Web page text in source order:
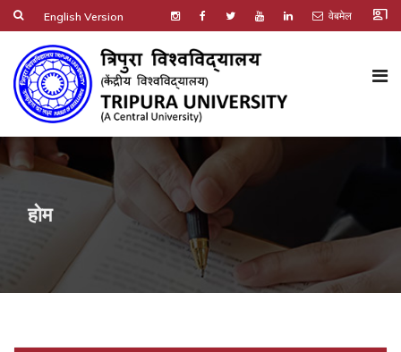
English Version वेबमेल co_present
होम